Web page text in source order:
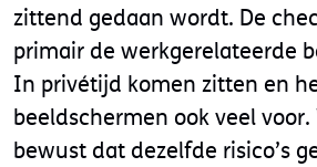
zittend gedaan wordt. De
primair de werkgerelateerde
In privétijd komen zitten en
beeldschermen ook veel voor.
bewust dat dezelfde risico’s